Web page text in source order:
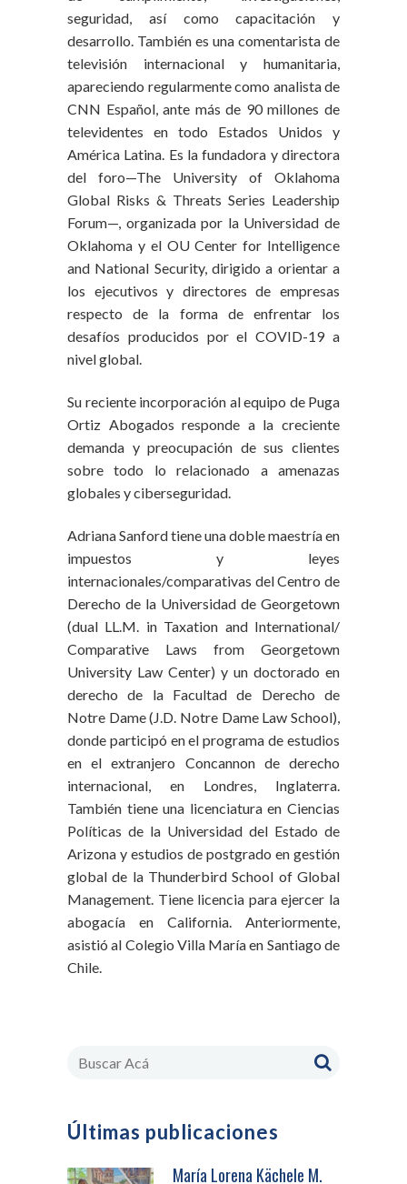
seguridad, así como capacitación y
desarrollo. También es una comentarista de
televisión internacional y humanitaria,
apareciendo regularmente como analista de
CNN Español, ante más de 90 millones de
televidentes en todo Estados Unidos y
América Latina. Es la fundadora y directora
del foro—The University of Oklahoma
Global Risks & Threats Series Leadership
Forum—, organizada por la Universidad de
Oklahoma y el OU Center for Intelligence
and National Security, dirigido a orientar a
los ejecutivos y directores de empresas
respecto de la forma de enfrentar los
desafíos producidos por el COVID-19 a
nivel global.
Su reciente incorporación al equipo de Puga
Ortiz Abogados responde a la creciente
demanda y preocupación de sus clientes
sobre todo lo relacionado a amenazas
globales y ciberseguridad.
Adriana Sanford tiene una doble maestría en
impuestos y leyes
internacionales/comparativas del Centro de
Derecho de la Universidad de Georgetown
(dual LL.M. in Taxation and International/
Comparative Laws from Georgetown
University Law Center) y un doctorado en
derecho de la Facultad de Derecho de
Notre Dame (J.D. Notre Dame Law School),
donde participó en el programa de estudios
en el extranjero Concannon de derecho
internacional, en Londres, Inglaterra.
También tiene una licenciatura en Ciencias
Políticas de la Universidad del Estado de
Arizona y estudios de postgrado en gestión
global de la Thunderbird School of Global
Management. Tiene licencia para ejercer la
abogacía en California. Anteriormente,
asistió al Colegio Villa María en Santiago de
Chile.
Últimas publicaciones
María Lorena Kächele M.